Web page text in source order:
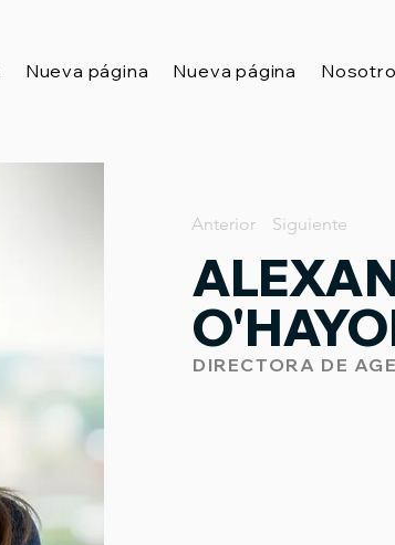
Nueva página Nueva página
Anterior Siguiente
DIRECTORA DE